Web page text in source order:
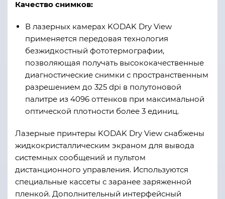
Качество снимков:
В лазерных камерах KODAK Dry View
применяется передовая технология
безжидкостный фототермографии,
позволяющая получать высококачественные
диагностические снимки с пространственным
разрешением до 325 dpi в полутоновой
палитре из 4096 оттенков при максимальной
оптической плотности более 3 единиц.
Лазерные принтеры KODAK Dry View снабжены
жидкокристаллическим экраном для вывода
системных сообщений и пультом
дистанционного управления. Используются
специальные кассеты с заранее заряженной
пленкой. Дополнительный интерфейсный